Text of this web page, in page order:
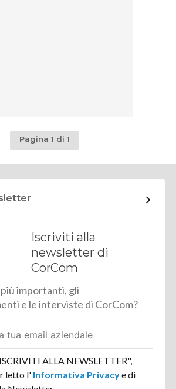
Pagina 1 di 1
Iscriviti alla
newsletter di
CorCom
importanti, gli
e le interviste di CorCom?
ALLA NEWSLETTER",
letto l' Informativa Privacye di